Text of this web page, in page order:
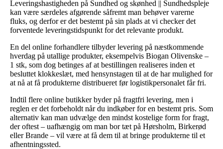
Leveringshastigheden på Sundhed og skønhed || Sundhedspleje
kan være særdeles afgørende såfremt man behøver varerne
fluks, og derfor er det bestemt på sin plads at vi checker det
forventede leveringstidspunkt for det relevante produkt.
En del online forhandlere tilbyder levering på næstkommende
hverdag på utallige produkter, eksempelvis Biogan Olivenske –
1 stk, som dog betinges af at bestillingen realiseres inden et
besluttet klokkeslæt, med hensynstagen til at de har mulighed for
at nå at få produkterne distribueret før logistikpersonalet får fri.
Indtil flere online butikker byder på fragtfri levering, men i
reglen er det forbeholdt når du indkøber for en bestemt pris. Som
alternativ kan man udvælge den mindst kostelige form for fragt,
der oftest – uafhængig om man bor tæt på Hørsholm, Birkerød
eller Brande – vil være at få dem til at bringe produkterne til et
afhentningssted.